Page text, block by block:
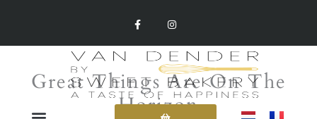
Content
A
E
O
K
-
F
N
T
A
G
R
A
M
Great Things Are On The
Horizon